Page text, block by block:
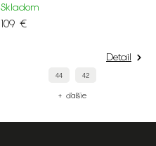
Skladom
109 €
Detail
44 42
+ ďalšie